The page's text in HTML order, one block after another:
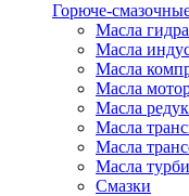
Горюче-
Масла
Масла
Масла
Масла
Масла
Масла
Масла
Масла
Смазки